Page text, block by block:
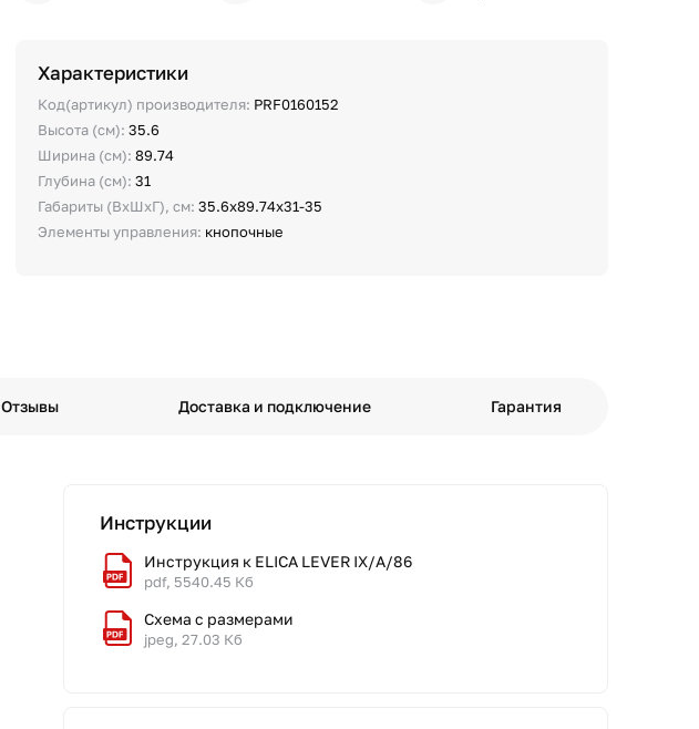
Характеристики
Код(артикул) производителя: PRF0160152
Высота (см):35.6
Ширина (см):89.74
Глубина (см):31
Габариты (ВхШхГ), см:35.6х89.74х31-35
Элементы управления: кнопочные
Отзывы Доставка и подключение Гарантия
Инструкции
Инструкция к ELICA LEVER IX/A/86
pdf, 5540.45 Кб
Схема с размерами
jpeg, 27.03 Кб